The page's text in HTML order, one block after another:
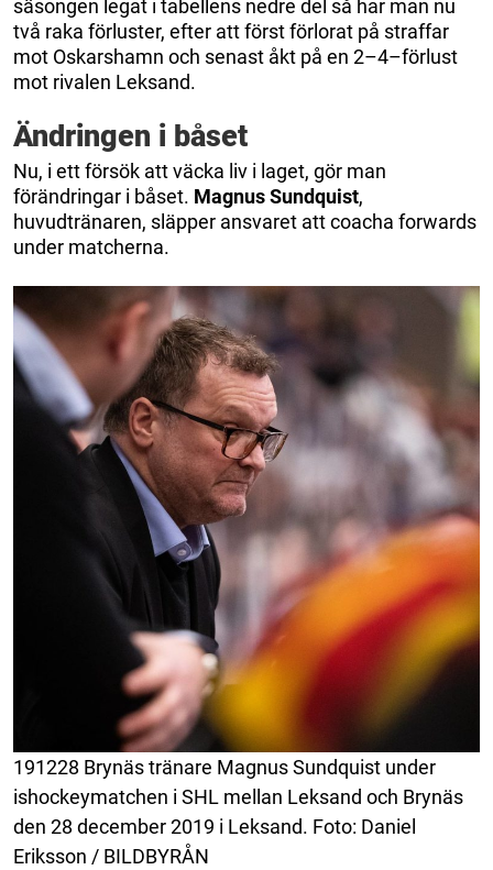
säsongen legat i tabellens nedre del så har man nu
två raka förluster, efter att först förlorat på straffar
mot Oskarshamn och senast åkt på en 2–4–förlust
mot rivalen Leksand.
Ändringen i båset
Nu, i ett försök att väcka liv i laget, gör man
förändringar i båset. MagnusSundquist,
huvudtränaren, släpper ansvaret att coacha forwards
under matcherna.
191228 Brynäs tränare Magnus Sundquist under
ishockeymatchen i SHL mellan Leksand och Brynäs
den 28 december 2019 i Leksand. Foto: Daniel
Eriksson / BILDBYRÅN